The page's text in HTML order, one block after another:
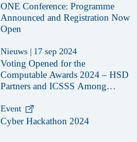
ONE Conference: Programme
Announced and Registration Now
Open
Nieuws | 17 sep 2024
Voting Opened for the
Computable Awards 2024 – HSD
Partners and ICSSS Among
Event
Cyber Hackathon 2024